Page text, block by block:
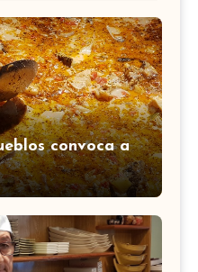
convoca a